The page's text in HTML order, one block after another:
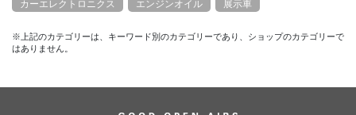
カーエレクトロニクス エンジンオイル 展示車
※上記のカテゴリーは、キーワード別のカテゴリーであり、ショップのカテゴリーで
はありません。